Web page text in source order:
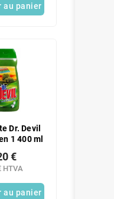
au panier
Dr. Devil
1 400 ml
HTVA
€
au panier